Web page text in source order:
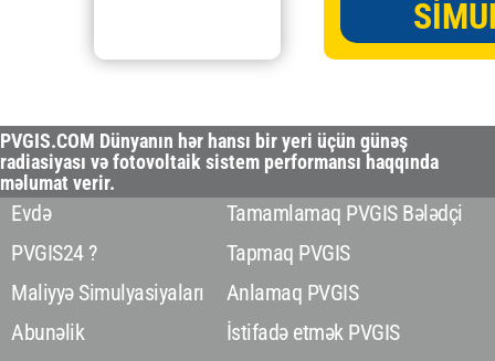
PVGIS.COM Dünyanın hər hansı bir yeri üçün günəş
radiasiyası və fotovoltaik sistem performansı haqqında
məlumat verir.
Evdə
PVGIS24 ?
Maliyyə Simulyasiyaları
Abunəlik
Tamamlamaq PVGIS Bələdçi
Tapmaq PVGIS
Anlamaq PVGIS
İstifadə etmək PVGIS